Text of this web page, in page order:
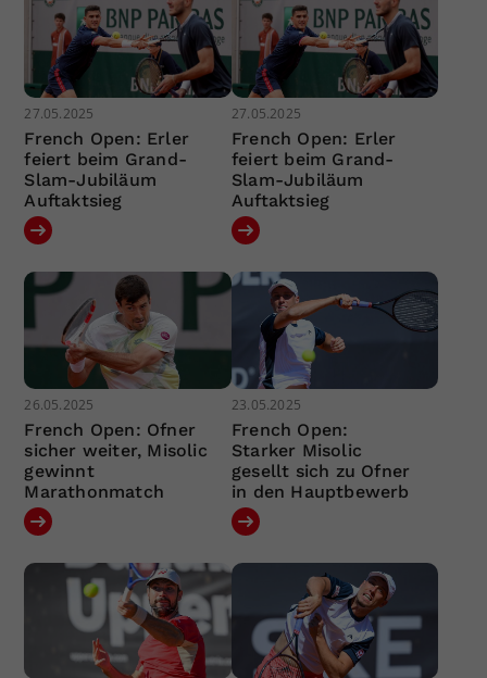
27.05.2025
French Open: Erler
feiert beim Grand-
Slam-Jubiläum
Auftaktsieg
27.05.2025
French Open: Erler
feiert beim Grand-
Slam-Jubiläum
Auftaktsieg
26.05.2025
French Open: Ofner
sicher weiter, Misolic
gewinnt
Marathonmatch
23.05.2025
French Open:
Starker Misolic
gesellt sich zu Ofner
in den Hauptbewerb